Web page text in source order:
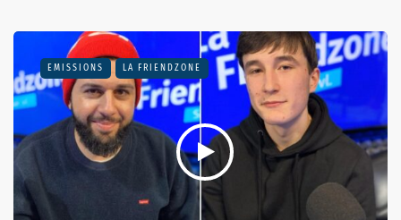
EMISSIONS LA FRIENDZONE